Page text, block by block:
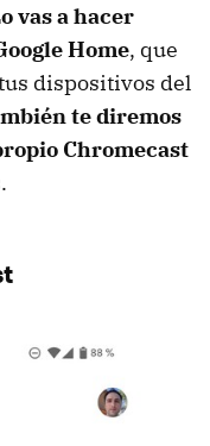
vas a hacer
Home, que
dispositivos del
te diremos
Chromecast